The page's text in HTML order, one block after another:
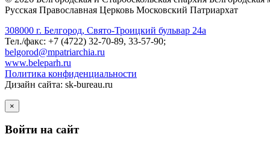
Русская Православная Церковь Московский Патриархат
308000 г. Белгород, Свято-Троицкий бульвар 24а
Тел./факс: +7 (4722) 32-70-89, 33-57-90;
belgorod@mpatriarchia.ru
www.beleparh.ru
Политика конфиденциальности
Дизайн сайта: sk-bureau.ru
×
Войти на сайт